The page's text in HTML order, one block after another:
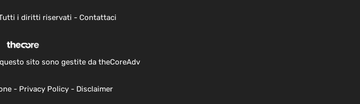
i diritti riservati - Contattaci
sito sono gestite da theCoreAdv
- Privacy Policy- Disclaimer